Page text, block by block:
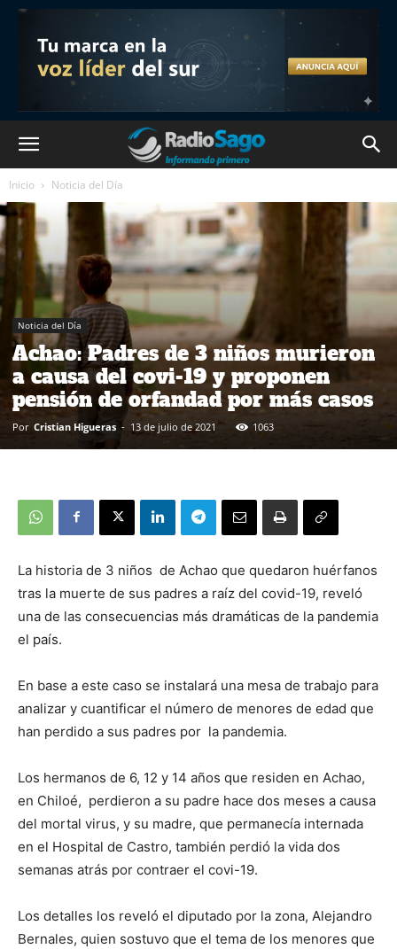
Inicio Noticia del Día
Noticia del Día
Achao: Padres de 3 niños murieron
a causa del covi-19 y proponen
pensión de orfandad por más casos
Por Cristian Higueras - 13 de julio de 2021 1063
La historia de 3 niños de Achao que quedaron huérfanos
tras la muerte de sus padres a raíz del covid-19, reveló
una de las consecuencias más dramáticas de la pandemia
el país.
En base a este caso se instalará una mesa de trabajo para
analizar y cuantificar el número de menores de edad que
han perdido a sus padres por la pandemia.
Los hermanos de 6, 12 y 14 años que residen en Achao,
en Chiloé, perdieron a su padre hace dos meses a causa
del mortal virus, y su madre, que permanecía internada
en el Hospital de Castro, también perdió la vida dos
semanas atrás por contraer el covi-19.
Los detalles los reveló el diputado por la zona, Alejandro
Bernales, quien sostuvo que el tema de los menores que